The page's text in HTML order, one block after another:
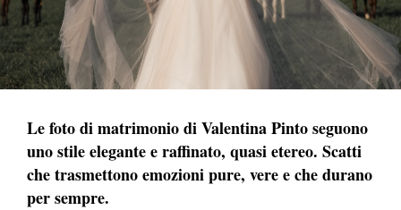
Le foto di matrimonio di Valentina Pinto seguono
uno stile elegante e raffinato, quasi etereo. Scatti
che trasmettono emozioni pure, vere e che durano
per sempre.